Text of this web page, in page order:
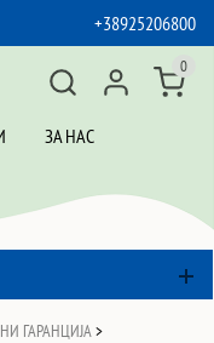
+38925206800
ЗА НАС
0
ГАРАНЦИЈА >